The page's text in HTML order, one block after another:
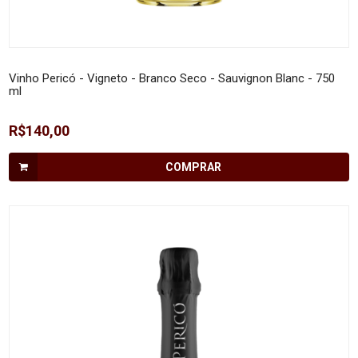
Vinho Pericó - Vigneto - Branco Seco - Sauvignon Blanc - 750
ml
R$140,00
COMPRAR